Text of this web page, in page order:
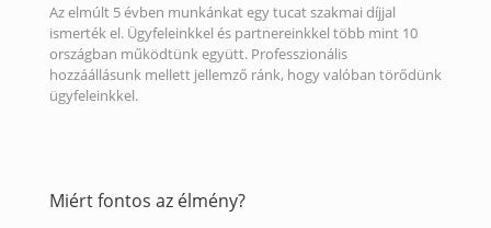
Az elmúlt 5 évben munkánkat egy tucat szakmai díjjal
ismerték el. Ügyfeleinkkel és partnereinkkel több mint 10
országban működtünk együtt. Professzionális
hozzáállásunk mellett jellemző ránk, hogy valóban törődünk
ügyfeleinkkel.
Miért fontos az élmény?